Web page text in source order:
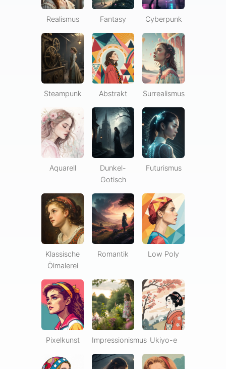
Realismus Fantasy Cyberpunk
Steampunk Abstrakt Surrealismus
Aquarell
Dunkel-
Gotisch
Futurismus
Klassische
Ölmalerei
Romantik Low Poly
Pixelkunst Impressionismus Ukiyo-e